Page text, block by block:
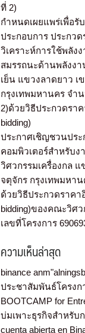
ที่ 2)
กำหนดเผยแพร่เพื่อรั
ประกอบการ ประกว
วิเคราะห์การใช้พลัง
สมรรถนะด้านพลังง
เย็น แขวงลาดยาว เ
กรุงเทพมหานคร จำ
2)ด้วยวิธีประกวดรา
bidding)
ประกาศเชิญชวนประ
คอมพิวเตอร์สำหรับง
วิศวกรรมเครื่องกล
จตุจักร กรุงเทพมหา
ด้วยวิธีประกวดราคา
bidding)ของคณะวิศ
เลขที่โครงการ
ความเห็นล่าสุด
binance
ประชาสัมพันธ์โครงก
BOOTCAMP for
บ่มเพาะธุรกิจสำหรับ
cuenta abierta en